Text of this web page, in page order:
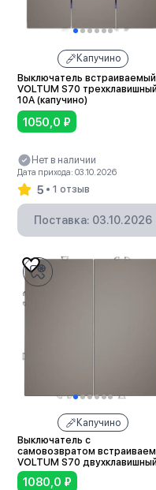
Капучино
Выключатель встраиваемый
VOLTUM S70 трехклавишный
10А (капучино)
1050,0 ₽
Нет в наличии
Дата прихода: 03.10.2026
5 1 отзыв
Поставка: 03.10.2026
Капучино
Выключатель с
самовозвратом
VOLTUM S70 двухклавишный
10А (капучино)
1080,0 ₽